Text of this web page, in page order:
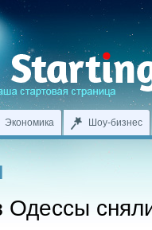
Экономика Шоу-бизнес
Одессы